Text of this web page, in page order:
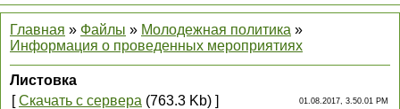
Главная » Файлы » Молодежная политика »
Информация о проведенных мероприятиях
Листовка
[Скачать с сервера (763.3 Kb) ] 01.08.2017, 3.50.01 PM